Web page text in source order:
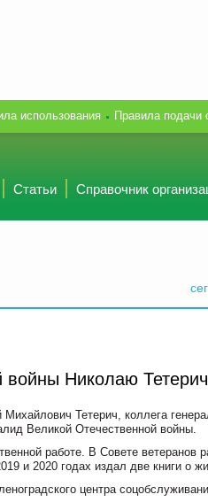
использования Правила подачи
Статьи Справочник
Николаю
Тетерич, коллега
Великой Отечественной войны.
работе. В Совете ветеранов
и 2020 годах издал две книги о
центра